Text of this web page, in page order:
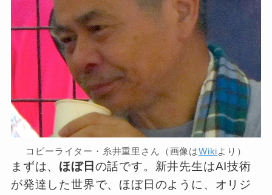
コピーライター・糸井重里さん（画像はWikiより）
まずは、 ほぼ日 の話です。新井先生はAI技術
が発達した世界で、ほぼ日のように、オリジ